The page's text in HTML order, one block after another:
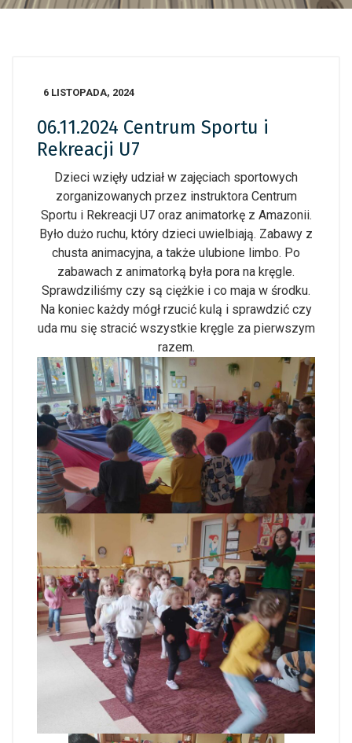
6 LISTOPADA, 2024
06.11.2024 Centrum Sportu i
Rekreacji U7
Dzieci wzięły udział w zajęciach sportowych
zorganizowanych przez instruktora Centrum
Sportu i Rekreacji U7 oraz animatorkę z Amazonii.
Było dużo ruchu, który dzieci uwielbiają. Zabawy z
chusta animacyjna, a także ulubione limbo. Po
zabawach z animatorką była pora na kręgle.
Sprawdziliśmy czy są ciężkie i co maja w środku.
Na koniec każdy mógł rzucić kulą i sprawdzić czy
uda mu się stracić wszystkie kręgle za pierwszym
razem.